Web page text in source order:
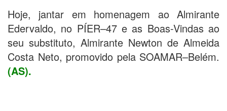
Hoje, jantar em homenagem ao Almirante
Edervaldo, no PÍER–47 e as Boas-Vindas ao
seu substituto, Almirante Newton de Almeida
Costa Neto, promovido pela SOAMAR–Belém.
(AS).